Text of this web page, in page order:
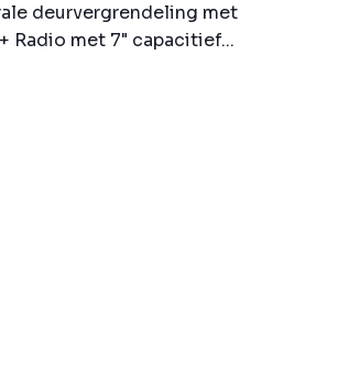
deurvergrendeling met
Radio met 7" capacitief...